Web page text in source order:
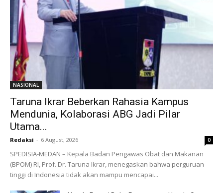
NASIONAL
Taruna Ikrar Beberkan Rahasia Kampus
Mendunia, Kolaborasi ABG Jadi Pilar
Utama...
Redaksi - 6 August, 2026 0
SPEDISIA-MEDAN – Kepala Badan Pengawas Obat dan Makanan
(BPOM) RI, Prof. Dr. Taruna Ikrar, menegaskan bahwa perguruan
tinggi di Indonesia tidak akan mampu mencapai...